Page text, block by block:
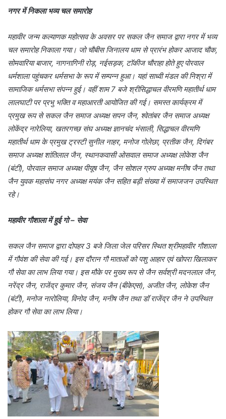
नगर में निकला भव्य चल समारोह
महावीर जन्म कल्याणक महोत्सव के अवसर पर सकल जैन समाज द्वारा नगर में भव्य
चल समारोह निकाला गया। जो चौबीस जिनालय धाम से प्रारंभ होकर आजाद चौक,
सोमवारिया बाजार, नागनागिनी रोड़, नईसड़क, टाॅकीज चौराहा होते हुए पोरवाल
धर्मशाला पहुंचकर धर्मसभा के रूप में सम्पन्न हुआ। यहां साध्वी मंडल की निश्रा में
सामाजिक धर्मसभा संपन्न हुई। वहीं शाम 7 बजे श्रीसिद्धाचल वीरमणि महातीर्थ धाम
लालघाटी पर प्रभु भक्ति व महाआरती आयोजित की गई। समस्त कार्यक्रम में
प्रमुख रूप से सकल जैन समाज अध्यक्ष सपन जैन, श्वेतांबर जैन समाज अध्यक्ष
लोकेंद्र नारेलिया, खतरगच्छ संघ अध्यक्ष ज्ञानचंद भंसाली, सिद्धाचल वीरमणि
महातीर्थ धाम के प्रमुख ट्रस्टी सुनील नाहर, मनोज गोलेछा, प्रतीक जैन, दिगंबर
समाज अध्यक्ष शांतिलाल जैन, स्थानकवासी ओसवाल समाज अध्यक्ष लोकेश जैन
(बंटी), पोरवाल समाज अध्यक्ष पीयूष जैन, जैन सोशल ग्रुप अध्यक्ष मनीष जैन तथा
जैन युवक महासंघ नगर अध्यक्ष मयंक जैन सहित बड़ी संख्या में समाजजन उपस्थित
रहे।
महावीर गौशाला में हुई गो – सेवा
सकल जैन समाज द्वारा दोपहर 3 बजे जिला जेल परिसर स्थित श्रीमहावीर गौशाला
में गौवंश की सेवा की गई। इस दौरान गौ माताओं को पशु आहार एवं खोपरा खिलाकर
गौ सेवा का लाभ लिया गया। इस मौके पर मुख्य रूप से जैन सर्वश्री मदनलाल जैन,
नरेंद्र जैन, राजेंद्र कुमार जैन, संजय जैन (बीकेएस), अजीत जैन, लोकेश जैन
(बंटी), मनोज नारोलिया, विनोद जैन, मनीष जैन तथा डॉ राजेंद्र जैन ने उपस्थित
होकर गौ सेवा का लाभ लिया।